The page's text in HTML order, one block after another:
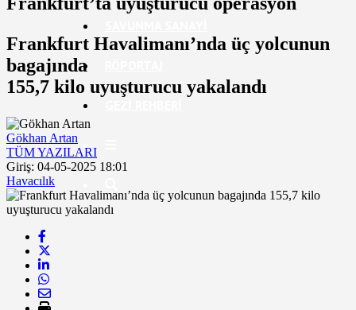
Frankfurt Havalimanı’nda üç yolcunun
bagajında
155,7 kilo uyuşturucu yakalandı
Gökhan Artan
TÜM YAZILARI
Giriş: 04-05-2025 18:01
Havacılık